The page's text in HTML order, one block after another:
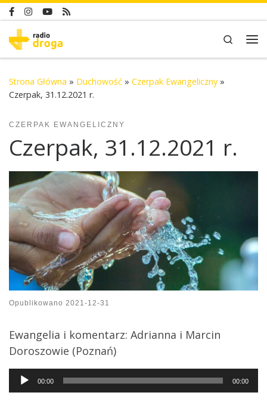
Skip to content
Search
Strona Główna » Duchowość » Czerpak Ewangeliczny »
Czerpak, 31.12.2021 r.
CZERPAK EWANGELICZNY
Czerpak, 31.12.2021 r.
Opublikowano 2021-12-31
Ewangelia i komentarz: Adrianna i Marcin
Doroszowie (Poznań)
Audio
Player
00:00 00:00